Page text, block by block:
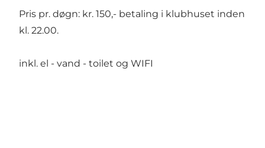
Pris pr. døgn: kr. 150,- betaling i klubhuset inden
kl. 22.00.
inkl. el - vand - toilet og WIFI